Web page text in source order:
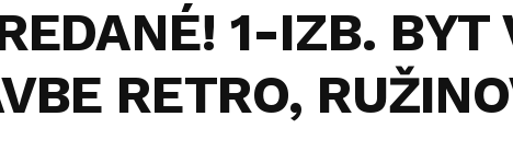
1-IZB. BYT
RETRO,